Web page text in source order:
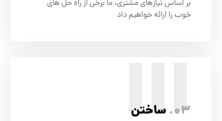
بر اساس نیازهای مشتری، ما برخی از راه حل های
خوب را ارائه خواهیم داد
III
03. ساختن